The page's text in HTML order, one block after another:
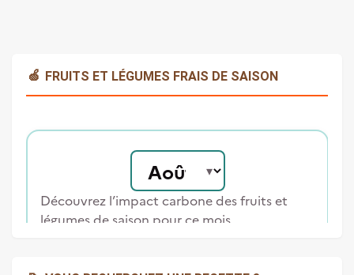
🍏 FRUITS ET LÉGUMES FRAIS DE SAISON